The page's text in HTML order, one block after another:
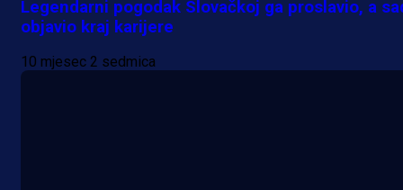
Legendarni pogodak Slovačkoj ga proslavio, a
objavio kraj karijere
10 mjesec 2 sedmica